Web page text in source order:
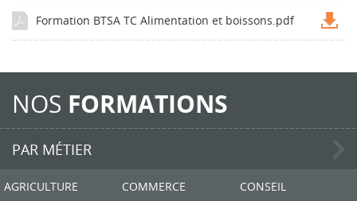
Formation BTSA TC Alimentation et boissons.pdf
NOS FORMATIONS
PAR MÉTIER
AGRICULTURE COMMERCE CONSEIL